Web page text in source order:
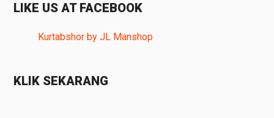
LIKE US AT FACEBOOK
Kurtabshor by JL Manshop
KLIK SEKARANG